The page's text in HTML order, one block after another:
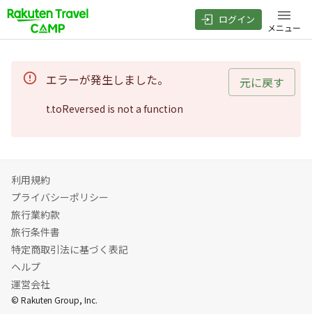
ログイン
メニュー
エラーが発生しました。
t.toReversed is not a function
元に戻す
利用規約
プライバシーポリシー
旅行業約款
旅行条件書
特定商取引法に基づく表記
ヘルプ
運営会社
© Rakuten Group, Inc.